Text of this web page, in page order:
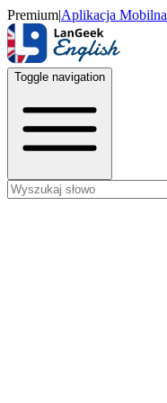
Premium|Aplikacja Mobilna
Toggle navigation